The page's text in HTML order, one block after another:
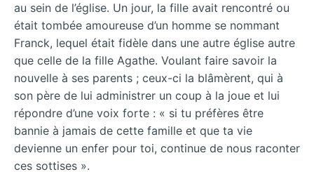
au sein de l’église. Un jour, la fille avait rencontré ou
était tombée amoureuse d’un homme se nommant
Franck, lequel était fidèle dans une autre église autre
que celle de la fille Agathe. Voulant faire savoir la
nouvelle à ses parents ; ceux-ci la blâmèrent, qui à
son père de lui administrer un coup à la joue et lui
répondre d’une voix forte : « si tu préfères être
bannie à jamais de cette famille et que ta vie
devienne un enfer pour toi, continue de nous raconter
ces sottises ».